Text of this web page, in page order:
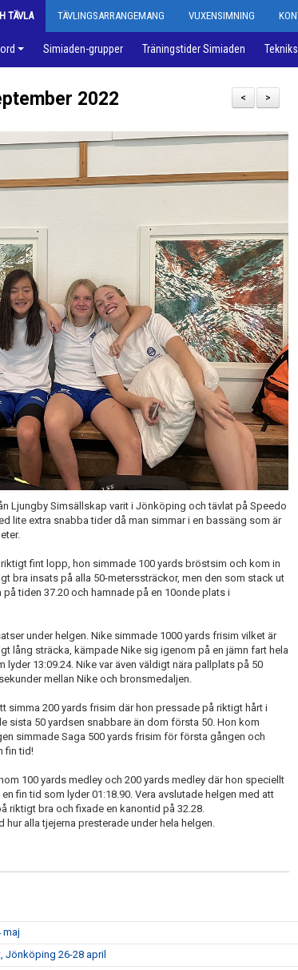
TÄVLA TÄVLINGSARRANGEMANG VUXENSIMNING
Simiaden-grupper Träningstider Simiaden
>
<
2022
Ljungby Simsällskap varit i Jönköping och tävlat på Speedo
lite extra snabba tider då man simmar i en bassäng som är
fint lopp, hon simmade 100 yards bröstsim och kom in
bra insats på alla 50-meterssträckor, men den som stack ut
tiden 37.20 och hamnade på en 10onde plats i
under helgen. Nike simmade 1000 yards frisim vilket är
lång sträcka, kämpade Nike sig igenom på en jämn fart hela
13:09.24. Nike var även väldigt nära pallplats på 50
mellan Nike och bronsmedaljen.
simma 200 yards frisim där hon pressade på riktigt hårt i
sista 50 yardsen snabbare än dom första 50. Hon kom
simmade Saga 500 yards frisim för första gången och
fin tid!
100 yards medley och 200 yards medley där hon speciellt
fin tid som lyder 01:18.90. Vera avslutade helgen med att
riktigt bra och fixade en kanontid på 32.28.
alla tjejerna presterade under hela helgen.
maj
Jönköping 26-28 april